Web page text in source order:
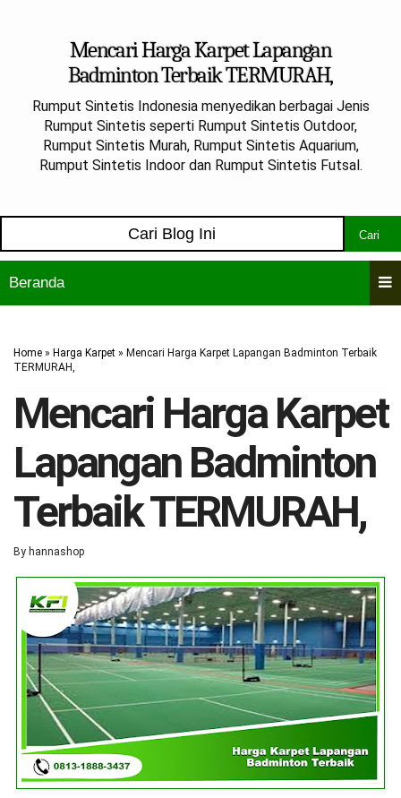
Mencari Harga Karpet Lapangan
Badminton Terbaik TERMURAH,
Rumput Sintetis Indonesia menyedikan berbagai Jenis
Rumput Sintetis seperti Rumput Sintetis Outdoor,
Rumput Sintetis Murah, Rumput Sintetis Aquarium,
Rumput Sintetis Indoor dan Rumput Sintetis Futsal.
Cari
Beranda
Home » Harga Karpet » Mencari Harga Karpet Lapangan Badminton Terbaik
TERMURAH,
Mencari Harga Karpet
Lapangan Badminton
Terbaik TERMURAH,
By hannashop